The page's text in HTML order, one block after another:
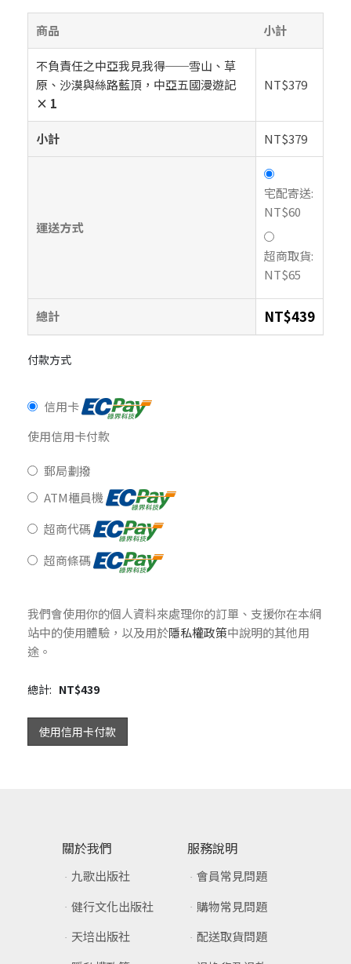
商品 小計
不負責任之中亞我見我得──雪山、草
原、沙漠與絲路藍頂，中亞五國漫遊記
× 1
NT$379
小計 NT$379
運送方式
宅配寄送:
NT$60
超商取貨:
NT$65
總計 NT$439
付款方式
信用卡
使用信用卡付款
郵局劃撥
ATM櫃員機
超商代碼
超商條碼
我們會使用你的個人資料來處理你的訂單、支援你在本網
站中的使用體驗，以及用於隱私權政策中說明的其他用
途。
總計: NT$439
使用信用卡付款
關於我們
九歌出版社
健行文化出版社
天培出版社
服務說明
會員常見問題
購物常見問題
配送取貨問題